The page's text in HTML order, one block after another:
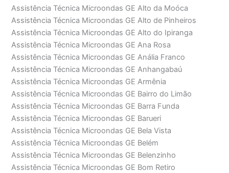
Assistência Técnica Microondas GE Alto da Moóca
Assistência Técnica Microondas GE Alto de Pinheiros
Assistência Técnica Microondas GE Alto do Ipiranga
Assistência Técnica Microondas GE Ana Rosa
Assistência Técnica Microondas GE Anália Franco
Assistência Técnica Microondas GE Anhangabaú
Assistência Técnica Microondas GE Armênia
Assistência Técnica Microondas GE Bairro do Limão
Assistência Técnica Microondas GE Barra Funda
Assistência Técnica Microondas GE Barueri
Assistência Técnica Microondas GE Bela Vista
Assistência Técnica Microondas GE Belém
Assistência Técnica Microondas GE Belenzinho
Assistência Técnica Microondas GE Bom Retiro